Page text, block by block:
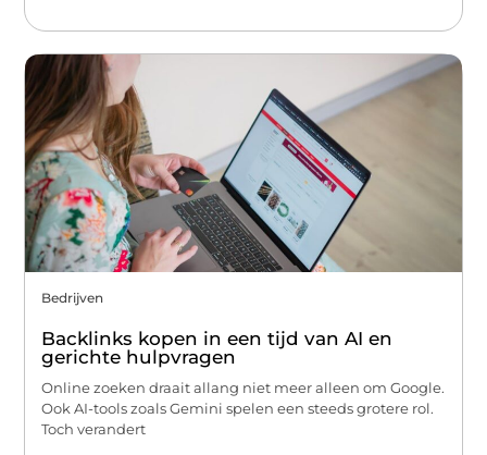
Bedrijven
Backlinks kopen in een tijd van AI en
gerichte hulpvragen
Online zoeken draait allang niet meer alleen om Google.
Ook AI-tools zoals Gemini spelen een steeds grotere rol.
Toch verandert